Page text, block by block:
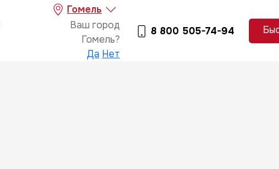
Гомель
Ваш город
Гомель?
Да Нет
8 800 505-74-94